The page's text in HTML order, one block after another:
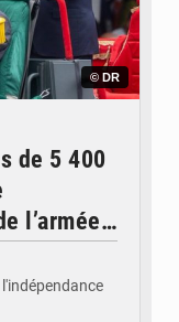
© DR
de 5 400
l’armée